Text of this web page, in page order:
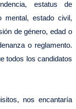
estatus de
mental, estado civil,
de género, edad o
o reglamento.
todos los candidatos
nos encantaría